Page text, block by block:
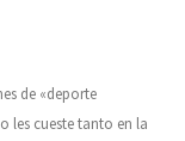
de «deporte
les cueste tanto en la